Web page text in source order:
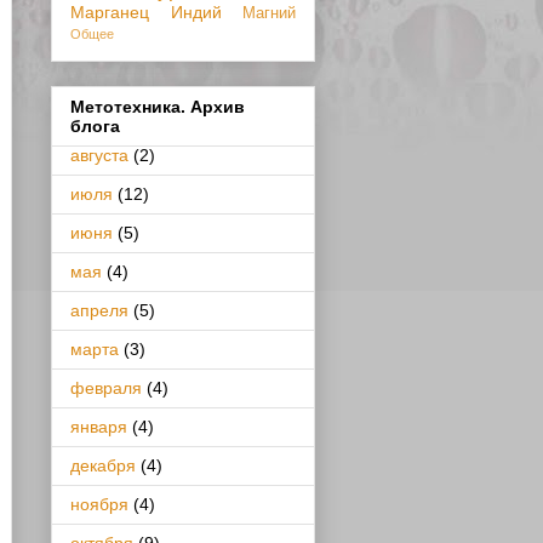
Марганец Индий Магний
Общее
Метотехника. Архив
блога
августа (2)
июля (12)
июня (5)
мая (4)
апреля (5)
марта (3)
февраля (4)
января (4)
декабря (4)
ноября (4)